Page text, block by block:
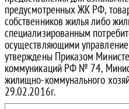
предусмотренных ЖК РФ,
собственников жилья либо
специализированным
осуществляющими
утверждены Приказом
коммуникаций РФ № 74,
жилищно-коммунального
29.02.2016г.